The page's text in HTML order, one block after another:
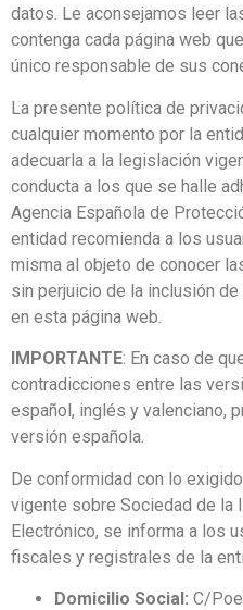
datos. Le aconsejamos leer
contenga cada página web
único responsable de sus
La presente política de
cualquier momento por la
adecuarla a la legislación
conducta a los que se halle
Agencia Española de
entidad recomienda a los
misma al objeto de conocer
sin perjuicio de la inclusión
en esta página web.
IMPORTANTE: En caso de
contradicciones entre las
español, inglés y valenciano,
versión española.
De conformidad con lo
vigente sobre Sociedad de la
Electrónico, se informa a los
fiscales y registrales de la
Domicilio Social: C/